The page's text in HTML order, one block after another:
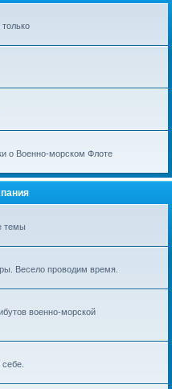
о Военно-морском Флоте
темы
Весело проводим время.
военно-морской